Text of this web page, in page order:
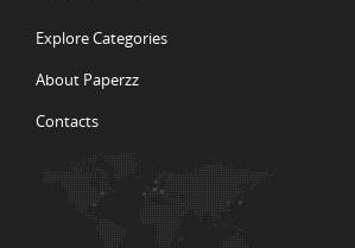
Explore Categories
About Paperzz
Contacts